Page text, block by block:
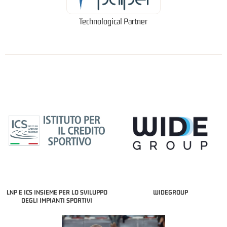
Technological Partner
LNP E ICS INSIEME PER LO SVILUPPO
DEGLI IMPIANTI SPORTIVI
WIDEGROUP